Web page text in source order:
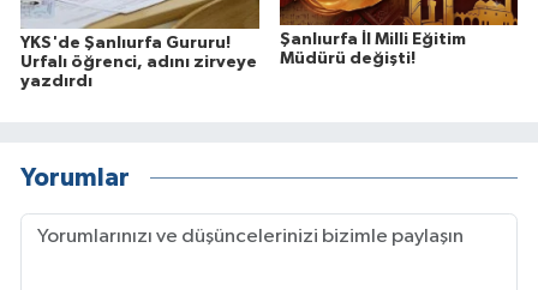
YKS'de Şanlıurfa Gururu!
Urfalı öğrenci, adını zirveye
yazdırdı
Şanlıurfa İl Milli Eğitim
Müdürü değişti!
Yorumlar